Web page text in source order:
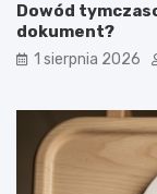
Dowód
dokument?
1 sierpnia 2026